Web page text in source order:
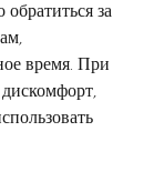
за
время. При